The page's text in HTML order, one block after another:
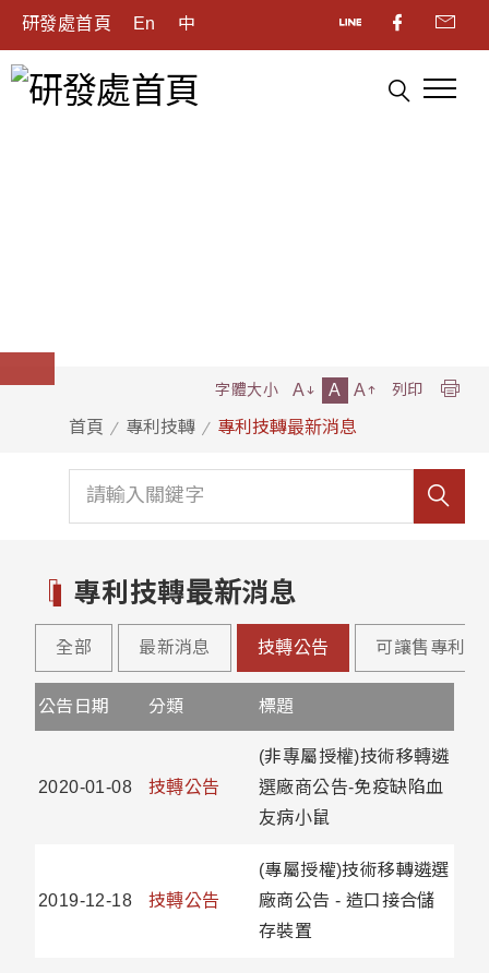
研發處首頁 En 中
首頁 專利技轉 專利技轉最新消息
字體大小 A A A 列印
專利技轉最新消息
全部 最新消息 技轉公告 可讓售專利公
公告日期 分類 標題
2020-01-08 技轉公告
(非專屬授權)技術移轉遴
選廠商公告-免疫缺陷血
友病小鼠
2019-12-18 技轉公告
(專屬授權)技術移轉遴選
廠商公告 - 造口接合儲
存裝置